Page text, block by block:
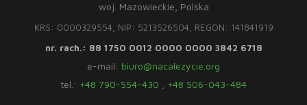
woj. Mazowieckie, Polska
KRS: 0000329554, NIP: 5213526504, REGON: 141841919
nr. rach.: 88 1750 0012 0000 0000 3842 6718
e-mail: biuro@nacalezycie.org
tel.: +48 790-554-430 +48 506-043-484